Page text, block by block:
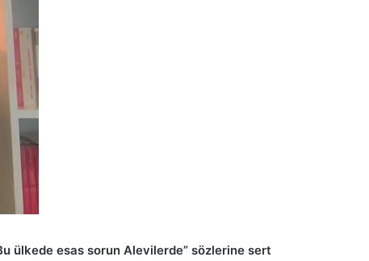
ülkede esas sorun Alevilerde” sözlerine sert